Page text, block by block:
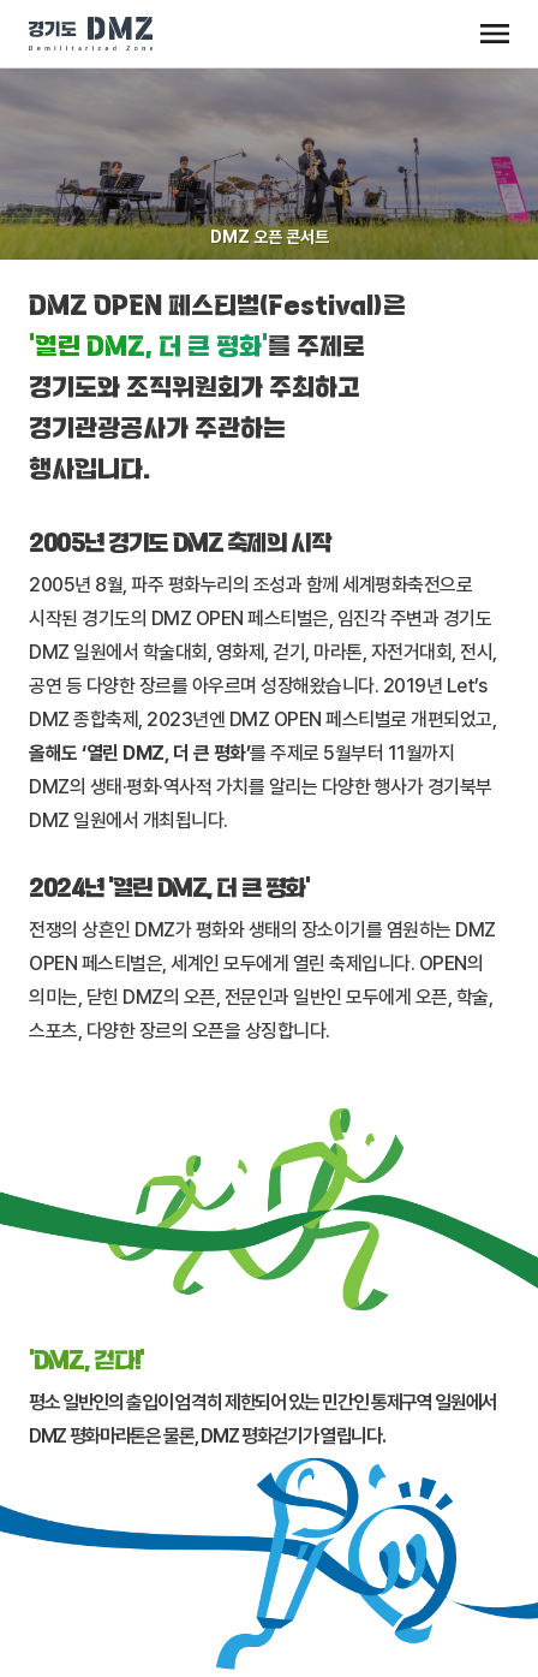
DMZ 오픈 콘서트
DMZ OPEN 페스티벌(Festival)은
‘열린 DMZ, 더 큰 평화’ 를 주제로
경기도와 조직위원회가 주최하고
경기관광공사가 주관하는
행사입니다.
2005년 경기도 DMZ 축제의 시작
2005년 8월, 파주 평화누리의 조성과 함께 세계평화축전으로
시작된 경기도의 DMZ OPEN 페스티벌은, 임진각 주변과 경기도
DMZ 일원에서 학술대회, 영화제, 걷기, 마라톤, 자전거대회, 전시,
공연 등 다양한 장르를 아우르며 성장해왔습니다. 2019년 Let’s
DMZ 종합축제, 2023년엔 DMZ OPEN 페스티벌로 개편되었고,
올해도 ‘열린 DMZ, 더 큰 평화’를 주제로 5월부터 11월까지
DMZ의 생태·평화·역사적 가치를 알리는 다양한 행사가 경기북부
DMZ 일원에서 개최됩니다.
2024년 ‘열린 DMZ, 더 큰 평화’
전쟁의 상흔인 DMZ가 평화와 생태의 장소이기를 염원하는 DMZ
OPEN 페스티벌은, 세계인 모두에게 열린 축제입니다. OPEN의
의미는, 닫힌 DMZ의 오픈, 전문인과 일반인 모두에게 오픈, 학술,
스포츠, 다양한 장르의 오픈을 상징합니다.
‘DMZ, 걷다!’
평소 일반인의 출입이 엄격히 제한되어 있는 민간인 통제구역 일원에서
DMZ 평화마라톤은 물론, DMZ 평화걷기가 열립니다.